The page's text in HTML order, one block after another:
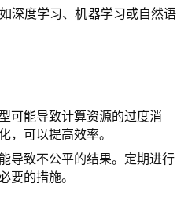
深度学习、机器学习或自然语
可能导致计算资源的过度消
，可以提高效率。
导致不公平的结果。定期进行
要的措施。